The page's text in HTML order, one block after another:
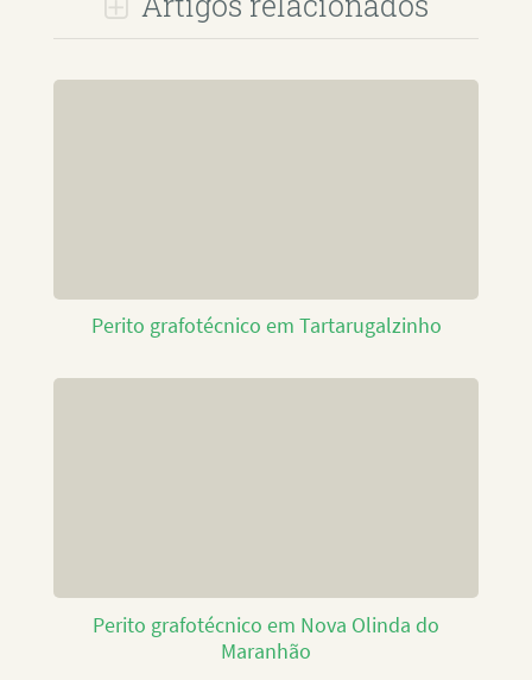
Perito grafotécnico em Tartarugalzinho
Perito grafotécnico em Nova Olinda do
Maranhão